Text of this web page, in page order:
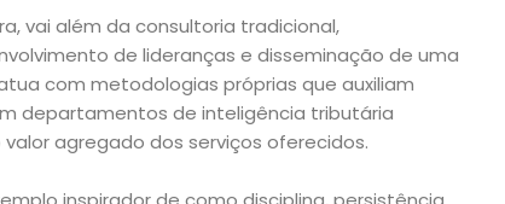
vai além da consultoria tradicional,
de lideranças e disseminação de uma
com metodologias próprias que auxiliam
departamentos de inteligência tributária
agregado dos serviços oferecidos.